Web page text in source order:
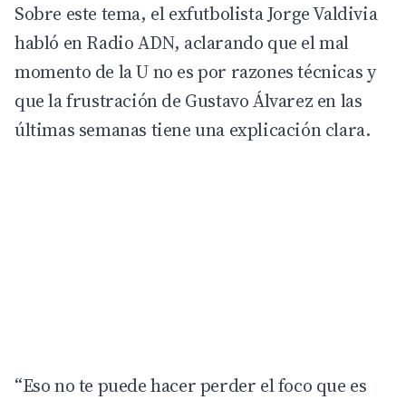
Sobre este tema, el exfutbolistaJorge Valdivia
habló en Radio ADN, aclarando que el mal
momento de la U no es por razones técnicas y
que la frustración de Gustavo Álvarez en las
últimas semanas tiene una explicación clara.
“Eso no te puede hacer perder el foco que es